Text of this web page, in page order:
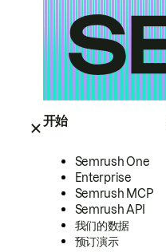
开始
Semrush One
Enterprise
Semrush MCP
Semrush API
我们的数据
预订演示